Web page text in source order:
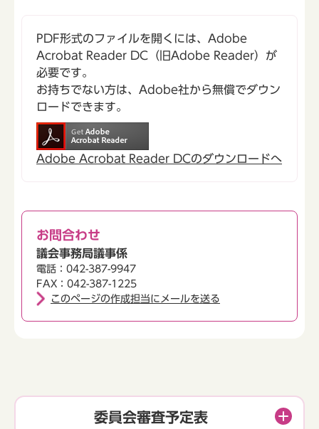
PDF形式のファイルを開くには、Adobe
Acrobat Reader DC（旧Adobe Reader）が
必要です。
お持ちでない方は、Adobe社から無償でダウン
ロードできます。
Adobe Acrobat Reader DCのダウンロードへ
お問合わせ
議会事務局議事係
電話：042-387-9947
FAX：042-387-1225
このページの作成担当にメールを送る
委員会審査予定表